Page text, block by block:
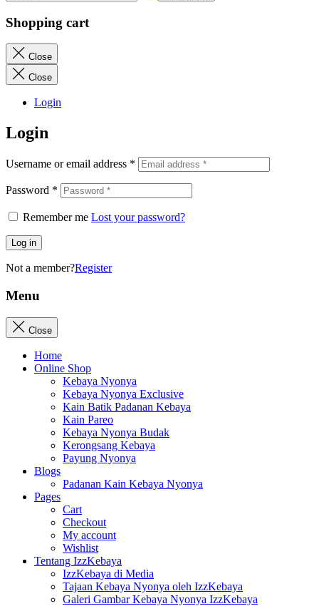
Shopping cart
Close
Close
Login
Login
Username or email address *
Password *
Remember me Lost your password?
Log in
Not a member?Register
Menu
Close
Home
Online Shop
Kebaya Nyonya
Kebaya Nyonya Exclusive
Kain Batik Padanan Kebaya
Kain Pareo
Kebaya Nyonya Budak
Kerongsang Kebaya
Payung Nyonya
Blogs
Padanan Kain Kebaya Nyonya
Pages
Cart
Checkout
My account
Wishlist
Tentang IzzKebaya
IzzKebaya di Media
Tajaan Kebaya Nyonya oleh IzzKebaya
Galeri Gambar Kebaya Nyonya IzzKebaya